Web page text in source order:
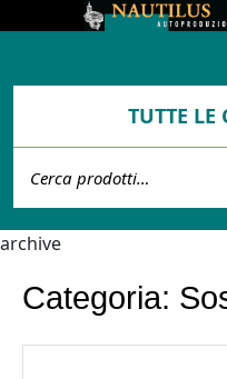
TUTTE LE
archive
Categoria: